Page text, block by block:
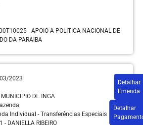
- APOIO A POLITICA NACIONAL DE
DA PARAIBA
2023
DE INGA
Individual - Transferências Especiais
- DANIELLA RIBEIRO
Detalhar
Emenda
Detalhar